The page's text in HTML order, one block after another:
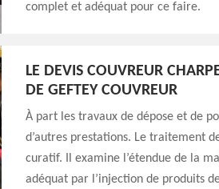
complet et adéquat pour ce faire.
LE DEVIS COUVREUR
DE GEFTEY COUVREUR
À part les travaux de dépose et de
d’autres prestations. Le traitement
curatif. Il examine l’étendue de la
adéquat par l’injection de produits